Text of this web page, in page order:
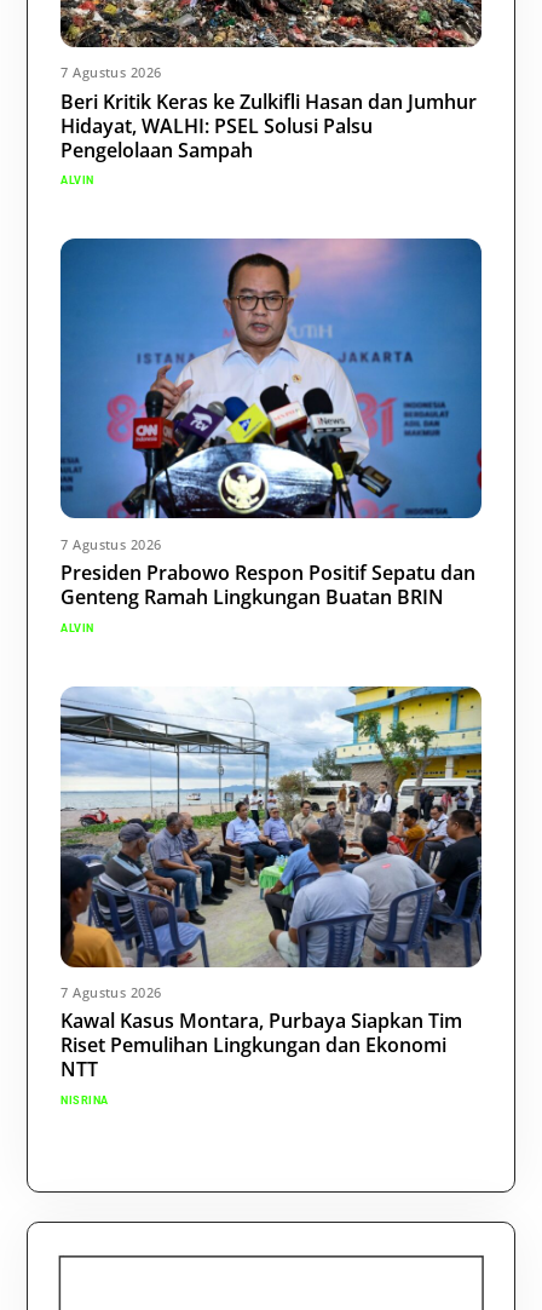
7 Agustus 2026
Beri Kritik Keras ke Zulkifli Hasan dan Jumhur
Hidayat, WALHI: PSEL Solusi Palsu
Pengelolaan Sampah
ALVIN
7 Agustus 2026
Presiden Prabowo Respon Positif Sepatu dan
Genteng Ramah Lingkungan Buatan BRIN
ALVIN
7 Agustus 2026
Kawal Kasus Montara, Purbaya Siapkan Tim
Riset Pemulihan Lingkungan dan Ekonomi
NTT
NISRINA